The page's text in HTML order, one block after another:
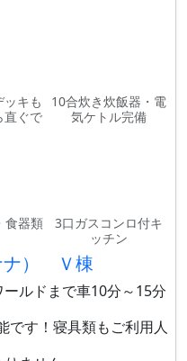
ッキも
直ぐで
10合炊き炊飯器・電
気ケトル完備
食器類
3口ガスコンロ付キ
ッチン
ナ） Ｖ棟
ルドまで車10分～15分
です！寝具類もご利用人